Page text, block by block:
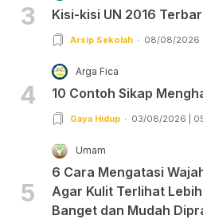
3 Kisi-kisi UN 2016
Arsip Sekolah 08/08/2026
4
Arga Fica
10 Contoh Sikap
Gaya Hidup 03/08/2026 |
5
Umam
6 Cara Mengatasi
Agar Kulit Terlihat
Banget dan Mudah